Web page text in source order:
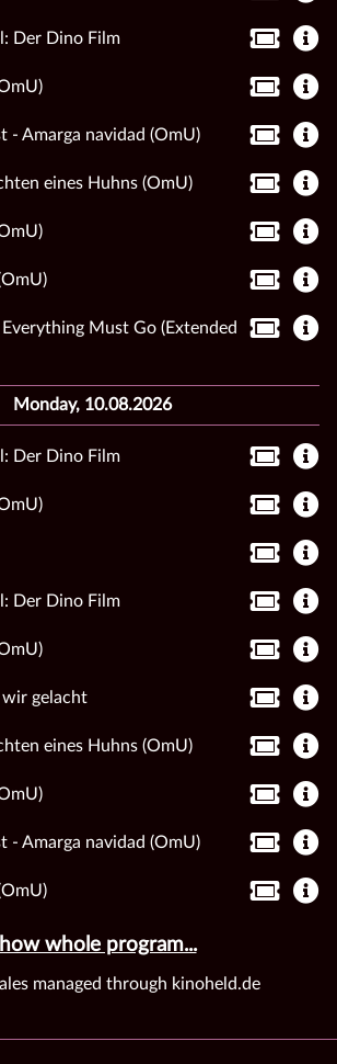
Der Dino Film
- Amarga navidad (OmU)
eines Huhns (OmU)
Must Go (Extended
Monday, 10.08.2026
Der Dino Film
Der Dino Film
wir gelacht
eines Huhns (OmU)
- Amarga navidad (OmU)
whole program...
managed through kinoheld.de